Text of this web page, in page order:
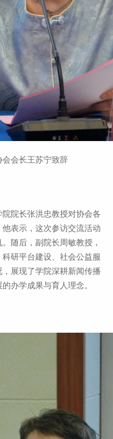
会长王苏宁致辞
院长张洪忠教授对协会各
表示，这次参访交流活动
随后，副院长周敏教授，
研平台建设、社会公益服
展现了学院深耕新闻传播
办学成果与育人理念。